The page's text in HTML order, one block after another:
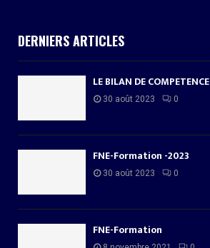
DERNIERS ARTICLES
LE BILAN DE COMPETENCE
30 août 2023 0
FNE-Formation -2023
30 août 2023 0
FNE-Formation